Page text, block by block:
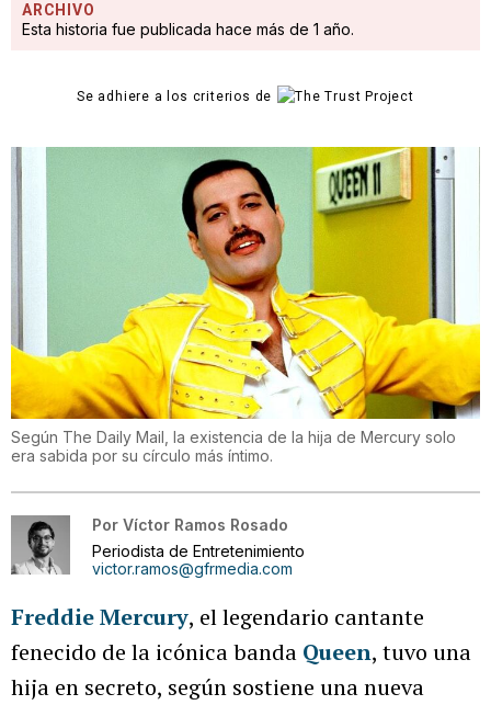
ARCHIVO
Esta historia fue publicada hace más de 1 año.
Se adhiere a los criterios de
Según The Daily Mail, la existencia de la hija de Mercury solo
era sabida por su círculo más íntimo.
Por Víctor Ramos Rosado
Periodista de Entretenimiento
victor.ramos@gfrmedia.com
Freddie Mercury, el legendario cantante
fenecido de la icónica banda Queen, tuvo una
hija en secreto, según sostiene una nueva